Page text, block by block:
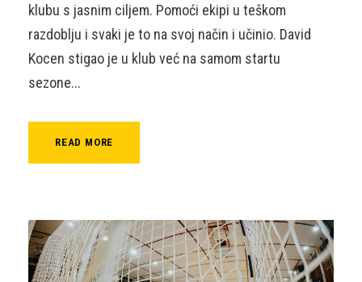
klubu s jasnim ciljem. Pomoći ekipi u teškom
razdoblju i svaki je to na svoj način i učinio. David
Kocen stigao je u klub već na samom startu
sezone...
READ MORE